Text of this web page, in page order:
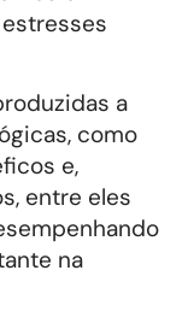
a
como
e,
entre eles
na